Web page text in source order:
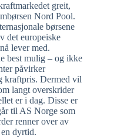
greit,
Nord Pool.
børsene
det europeiske
lever med.
best mulig – og ikke
påvirker
kraftpris. Dermed vil
langt overskrider
er i dag. Disse er
til AS Norge som
renner over av
dyrtid.